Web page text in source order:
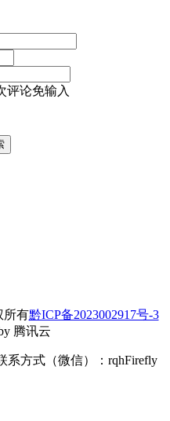
评论免输入
所有黔ICP备2023002917号-3
腾讯云
方式（微信）：rqhFirefly